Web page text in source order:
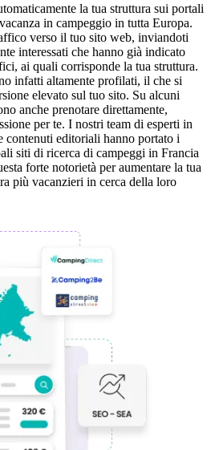
la tua struttura sui portali
in campeggio in tutta Europa.
verso il tuo sito web, inviandoti
interessati che hanno già indicato
ai quali corrisponde la tua struttura.
infatti altamente profilati, il che si
elevato sul tuo sito. Su alcuni
anche prenotare direttamente,
per te. I nostri team di esperti in
editoriali hanno portato i
siti di ricerca di campeggi in Francia
forte notorietà per aumentare la tua
più vacanzieri in cerca della loro